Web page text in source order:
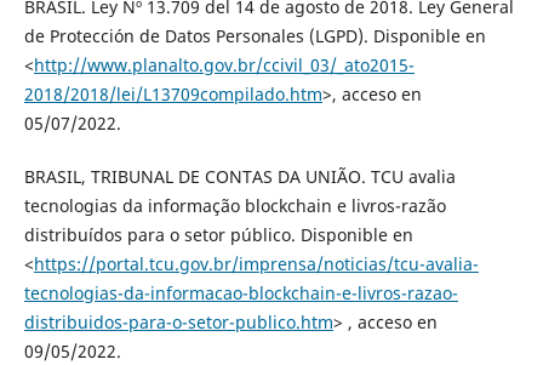
BRASIL. Ley Nº 13.709 del 14 de agosto de 2018. Ley General
de Protección de Datos Personales (LGPD). Disponible en
<http://www.planalto.gov.br/ccivil_03/_ato2015-
2018/2018/lei/L13709compilado.htm>, acceso en
05/07/2022.
BRASIL, TRIBUNAL DE CONTAS DA UNIÃO. TCU avalia
tecnologias da informação blockchain e livros-razão
distribuídos para o setor público. Disponible en
<https://portal.tcu.gov.br/imprensa/noticias/tcu-avalia-
tecnologias-da-informacao-blockchain-e-livros-razao-
distribuidos-para-o-setor-publico.htm> , acceso en
09/05/2022.